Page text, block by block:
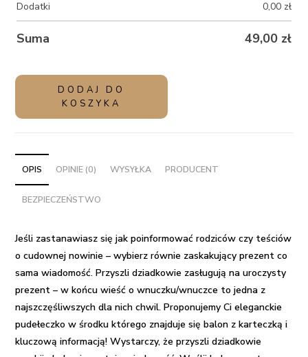
Dodatki
0,00 zł
Suma 49,00 zł
ilość
-
dziadkami
balon
w
środku
DODAJ DO
KOSZYKA
OPIS OPINIE (0) WYSYŁKA PRODUCENT
BEZPIECZEŃSTWO
Jeśli zastanawiasz się jak poinformować rodziców czy teściów
o cudownej nowinie – wybierz równie zaskakujący prezent co
sama wiadomość. Przyszli dziadkowie zasługują nauroczysty
prezent – w końcu wieść o wnuczku/wnuczce to jedna z
najszczęśliwszych dla nich chwil. Proponujemy Ci eleganckie
pudełeczko w środku którego znajduje się balon z karteczką i
kluczową informacją! Wystarczy, że przyszli dziadkowie